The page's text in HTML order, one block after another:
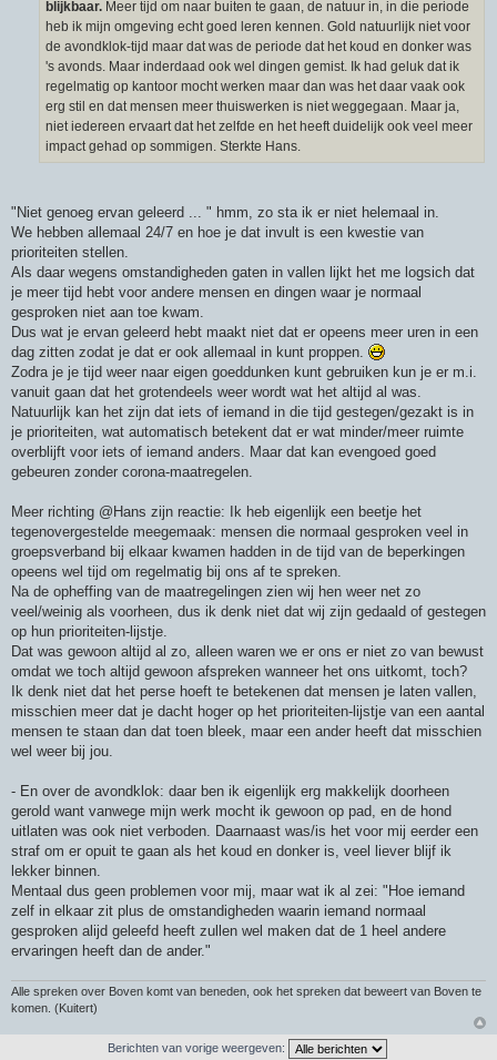
blijkbaar. Meer tijd om naar buiten te gaan, de natuur in, in die periode
heb ik mijn omgeving echt goed leren kennen. Gold natuurlijk niet voor
de avondklok-tijd maar dat was de periode dat het koud en donker was
's avonds. Maar inderdaad ook wel dingen gemist. Ik had geluk dat ik
regelmatig op kantoor mocht werken maar dan was het daar vaak ook
erg stil en dat mensen meer thuiswerken is niet weggegaan. Maar ja,
niet iedereen ervaart dat het zelfde en het heeft duidelijk ook veel meer
impact gehad op sommigen. Sterkte Hans.
"Niet genoeg ervan geleerd ... " hmm, zo sta ik er niet helemaal in.
We hebben allemaal 24/7 en hoe je dat invult is een kwestie van
prioriteiten stellen.
Als daar wegens omstandigheden gaten in vallen lijkt het me logsich dat
je meer tijd hebt voor andere mensen en dingen waar je normaal
gesproken niet aan toe kwam.
Dus wat je ervan geleerd hebt maakt niet dat er opeens meer uren in een
dag zitten zodat je dat er ook allemaal in kunt proppen.
Zodra je je tijd weer naar eigen goeddunken kunt gebruiken kun je er m.i.
vanuit gaan dat het grotendeels weer wordt wat het altijd al was.
Natuurlijk kan het zijn dat iets of iemand in die tijd gestegen/gezakt is in
je prioriteiten, wat automatisch betekent dat er wat minder/meer ruimte
overblijft voor iets of iemand anders. Maar dat kan evengoed goed
gebeuren zonder corona-maatregelen.
Meer richting @Hans zijn reactie: Ik heb eigenlijk een beetje het
tegenovergestelde meegemaak: mensen die normaal gesproken veel in
groepsverband bij elkaar kwamen hadden in de tijd van de beperkingen
opeens wel tijd om regelmatig bij ons af te spreken.
Na de opheffing van de maatregelingen zien wij hen weer net zo
veel/weinig als voorheen, dus ik denk niet dat wij zijn gedaald of gestegen
op hun prioriteiten-lijstje.
Dat was gewoon altijd al zo, alleen waren we er ons er niet zo van bewust
omdat we toch altijd gewoon afspreken wanneer het ons uitkomt, toch?
Ik denk niet dat het perse hoeft te betekenen dat mensen je laten vallen,
misschien meer dat je dacht hoger op het prioriteiten-lijstje van een aantal
mensen te staan dan dat toen bleek, maar een ander heeft dat misschien
wel weer bij jou.
- En over de avondklok: daar ben ik eigenlijk erg makkelijk doorheen
gerold want vanwege mijn werk mocht ik gewoon op pad, en de hond
uitlaten was ook niet verboden. Daarnaast was/is het voor mij eerder een
straf om er opuit te gaan als het koud en donker is, veel liever blijf ik
lekker binnen.
Mentaal dus geen problemen voor mij, maar wat ik al zei: "Hoe iemand
zelf in elkaar zit plus de omstandigheden waarin iemand normaal
gesproken alijd geleefd heeft zullen wel maken dat de 1 heel andere
ervaringen heeft dan de ander."
Alle spreken over Boven komt van beneden, ook het spreken dat beweert van Boven te
komen. (Kuitert)
Berichten van vorige weergeven: